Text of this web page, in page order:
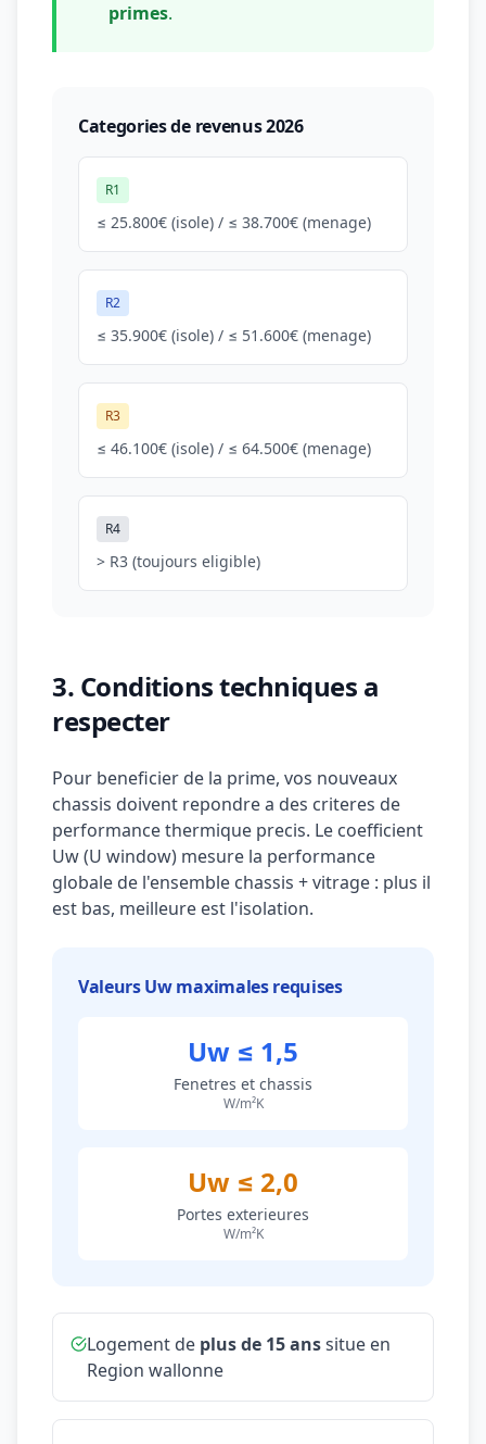
primes.
Categories de revenus 2026
R1
≤ 25.800€ (isole) / ≤ 38.700€ (menage)
R2
≤ 35.900€ (isole) / ≤ 51.600€ (menage)
R3
≤ 46.100€ (isole) / ≤ 64.500€ (menage)
R4
> R3 (toujours eligible)
3. Conditions techniques a
respecter
Pour beneficier de la prime, vos nouveaux
chassis doivent repondre a des criteres de
performance thermique precis. Le coefficient
Uw (U window) mesure la performance
globale de l'ensemble chassis + vitrage : plus il
est bas, meilleure est l'isolation.
Valeurs Uw maximales requises
Uw ≤ 1,5
Fenetres et chassis
W/m²K
Uw ≤ 2,0
Portes exterieures
W/m²K
Logement de plus de 15 anssitue en
Region wallonne